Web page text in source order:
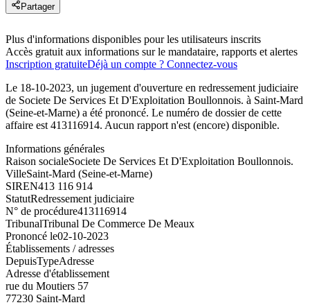
Partager
Plus d'informations disponibles pour les utilisateurs inscrits
Accès gratuit aux informations sur le mandataire, rapports et alertes
Inscription gratuiteDéjà un compte ? Connectez-vous
Le 18-10-2023, un jugement d'ouverture en redressement judiciaire
de Societe De Services Et D'Exploitation Boullonnois. à Saint-Mard
(Seine-et-Marne) a été prononcé. Le numéro de dossier de cette
affaire est 413116914. Aucun rapport n'est (encore) disponible.
Informations générales
Raison socialeSociete De Services Et D'Exploitation Boullonnois.
VilleSaint-Mard (Seine-et-Marne)
SIREN413 116 914
StatutRedressement judiciaire
N° de procédure413116914
TribunalTribunal De Commerce De Meaux
Prononcé le02-10-2023
Établissements / adresses
DepuisTypeAdresse
Adresse d'établissement
rue du Moutiers 57
77230 Saint-Mard